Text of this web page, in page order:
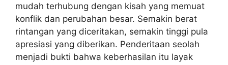
mudah terhubung dengan kisah yang memuat
konflik dan perubahan besar. Semakin berat
rintangan yang diceritakan, semakin tinggi pula
apresiasi yang diberikan. Penderitaan seolah
menjadi bukti bahwa keberhasilan itu layak